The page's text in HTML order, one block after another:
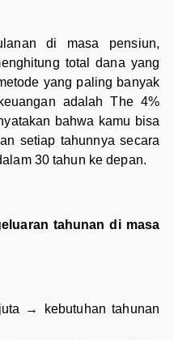
di masa pensiun,
total dana yang
yang paling banyak
adalah The 4%
bahwa kamu bisa
setiap tahunnya secara
30 tahun ke depan.
tahunan di masa
→ kebutuhan tahunan